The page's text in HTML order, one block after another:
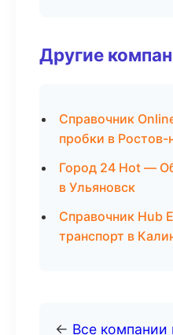
Другие
Справочник
пробки в
Город 24 Hot —
в Ульяновск
Справочник Hub
транспорт в
← Все компании